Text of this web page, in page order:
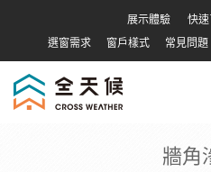
展示體驗
快
選窗需求
窗戶樣式 常見問題
牆角